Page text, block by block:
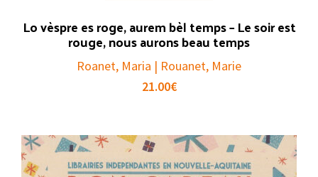
Lo vèspre es roge, aurem bèl temps – Le soir est
rouge, nous aurons beau temps
Roanet, Maria | Rouanet, Marie
21.00€